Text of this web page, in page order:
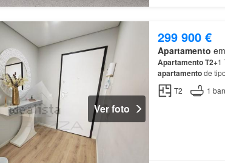
Ver foto
299 900 €
Apartamento
ApartamentoT2+1
apartamentode
localizado numa
T2 1